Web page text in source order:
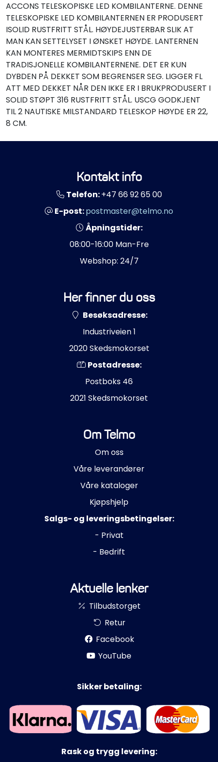
ACCONS TELESKOPISKE LED KOMBILANTERNE. DENNE
TELESKOPISKE LED KOMBILANTERNEN ER PRODUSERT
ISOLID RUSTFRITT STÅL. HØYDEJUSTERBAR SLIK AT
MAN KAN SETTELYSET I ØNSKET HØYDE. LANTERNEN
KAN MONTERES MERMIDTSKIPS ENN DE
TRADISJONELLE KOMBILANTERNENE. DET ER KUN
DYBDEN PÅ DEKKET SOM BEGRENSER SEG. LIGGER FL
ATT MED DEKKET NÅR DEN IKKE ER I BRUKPRODUSERT I
SOLID STØPT 316 RUSTFRITT STÅL. USCG GODKJENT
TIL 2 NAUTISKE MILSTANDARD TELESKOP HØYDE ER 22,
8 CM.
Kontakt info
Telefon:+47 66 92 65 00
E-post:postmaster@telmo.no
Åpningstider:
08:00-16:00 Man-Fre
Webshop: 24/7
Her finner du oss
Besøksadresse:
Industriveien 1
2020 Skedsmokorset
Postadresse:
Postboks 46
2021 Skedsmokorset
Om Telmo
Om oss
Våre leverandører
Våre kataloger
Kjøpshjelp
Salgs- og leveringsbetingelser:
- Privat
- Bedrift
Aktuelle lenker
Tilbudstorget
Retur
Facebook
YouTube
Sikker betaling:
Rask og trygg levering: